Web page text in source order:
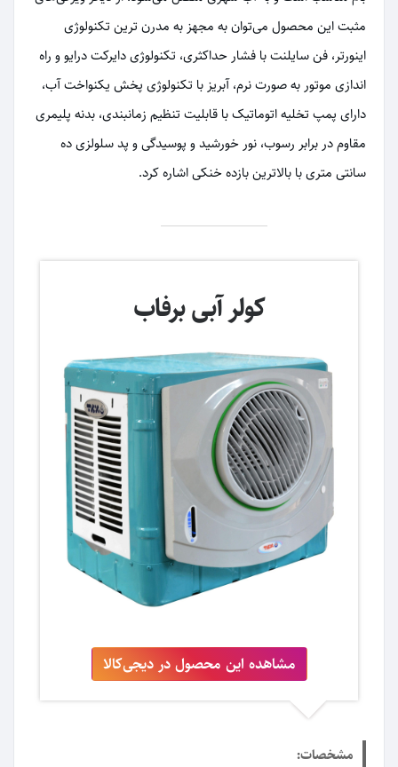
مثبت این محصول می‌توان به مجهز به مدرن ترین تکنولوژی
اینورتر، فن سایلنت با فشار حداکثری، تکنولوژی دایرکت درایو و راه
اندازی موتور به صورت نرم، آبریز با تکنولوژی پخش یکنواخت آب،
دارای پمپ تخلیه اتوماتیک با قابلیت تنظیم زمانبندی، بدنه پلیمری
مقاوم در برابر رسوب، نور خورشید و پوسیدگی و پد سلولزی ده
سانتی متری با بالاترین بازده خنکی اشاره کرد.
کولر آبی برفاب
مشاهده این محصول در دیجی‌کالا
مشخصات: